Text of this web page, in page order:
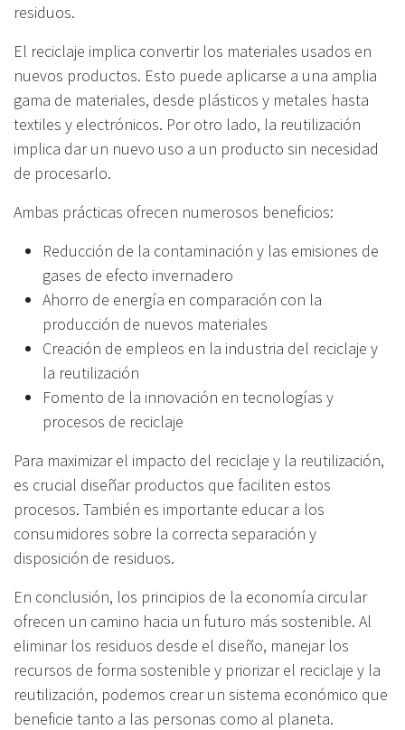
residuos.
El reciclaje implica convertir los materiales usados en
nuevos productos. Esto puede aplicarse a una amplia
gama de materiales, desde plásticos y metales hasta
textiles y electrónicos. Por otro lado, la reutilización
implica dar un nuevo uso a un producto sin necesidad
de procesarlo.
Ambas prácticas ofrecen numerosos beneficios:
Reducción de la contaminación y las emisiones de
gases de efecto invernadero
Ahorro de energía en comparación con la
producción de nuevos materiales
Creación de empleos en la industria del reciclaje y
la reutilización
Fomento de la innovación en tecnologías y
procesos de reciclaje
Para maximizar el impacto del reciclaje y la reutilización,
es crucial diseñar productos que faciliten estos
procesos. También es importante educar a los
consumidores sobre la correcta separación y
disposición de residuos.
En conclusión, los principios de la economía circular
ofrecen un camino hacia un futuro más sostenible. Al
eliminar los residuos desde el diseño, manejar los
recursos de forma sostenible y priorizar el reciclaje y la
reutilización, podemos crear un sistema económico que
beneficie tanto a las personas como al planeta.